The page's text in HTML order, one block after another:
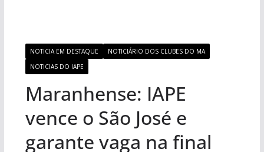
NOTICIA EM DESTAQUE
NOTICIÁRIO DOS CLUBES DO MA
NOTICIAS DO IAPE
Maranhense: IAPE
vence o São José e
garante vaga na final